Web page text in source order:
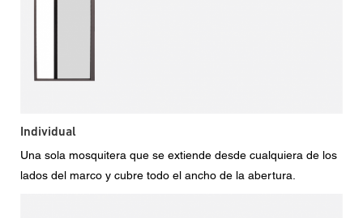
Individual
Una sola mosquitera que se extiende desde cualquiera de los
lados del marco y cubre todo el ancho de la abertura.